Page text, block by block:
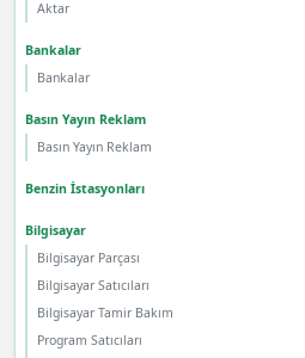
Aktar
Bankalar
Bankalar
Basın Yayın Reklam
Basın Yayın Reklam
Benzin İstasyonları
Bilgisayar
Bilgisayar Parçası
Bilgisayar Satıcıları
Bilgisayar Tamir Bakım
Program Satıcıları